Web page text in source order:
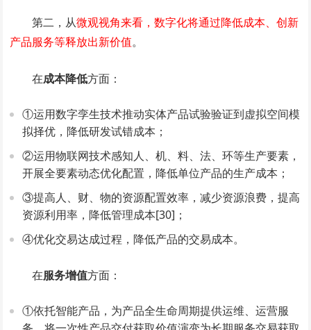
第二，从微观视角来看，数字化将通过降低成本、创新
产品服务等释放出新价值。
在成本降低方面：
①运用数字孪生技术推动实体产品试验验证到虚拟空间模
拟择优，降低研发试错成本；
②运用物联网技术感知人、机、料、法、环等生产要素，
开展全要素动态优化配置，降低单位产品的生产成本；
③提高人、财、物的资源配置效率，减少资源浪费，提高
资源利用率，降低管理成本[30]；
④优化交易达成过程，降低产品的交易成本。
在服务增值方面：
①依托智能产品，为产品全生命周期提供运维、运营服